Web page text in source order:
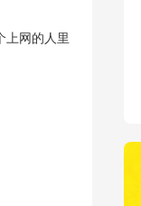
上网的人里